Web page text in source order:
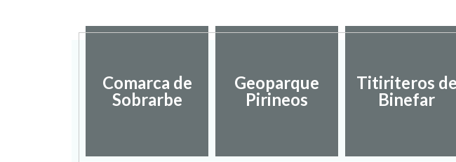
Comarca de
Sobrarbe
Geoparque
Pirineos
Titiriteros de
Binefar